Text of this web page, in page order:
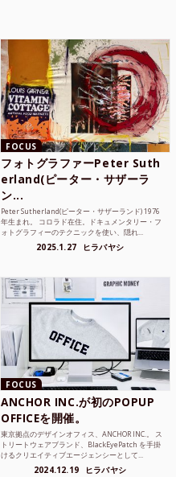
FOCUS
フォトグラファーPeter Suth
erland(ピーター・サザーラ
ン...
Peter Sutherland(ピーター・サザーランド) 1976
年生まれ。 コロラド在住。ドキュメンタリー・フ
ォトグラフィーのテクニックを使い、隠れ...
2025.1.27 ヒラバヤシ
FOCUS
ANCHOR INC.が初のPOPUP
OFFICEを開催。
東京拠点のデザインオフィス、ANCHOR INC.。 ス
トリートウェアブランド、BlackEyePatch を手掛
けるクリエイティブエージェンシーとして...
2024.12.19 ヒラバヤシ